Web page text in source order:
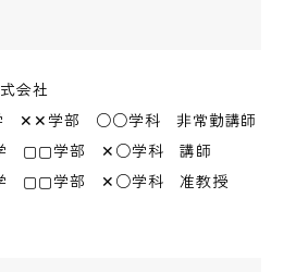
会社
✕✕学部 ○○学科 非常勤講師
▢▢学部 ✕○学科 講師
▢▢学部 ✕○学科 准教授